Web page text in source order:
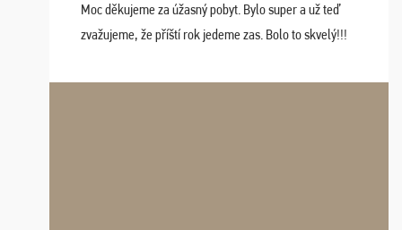
Moc děkujeme za úžasný pobyt. Bylo super a už teď
zvažujeme, že příští rok jedeme zas. Bolo to skvelý!!!